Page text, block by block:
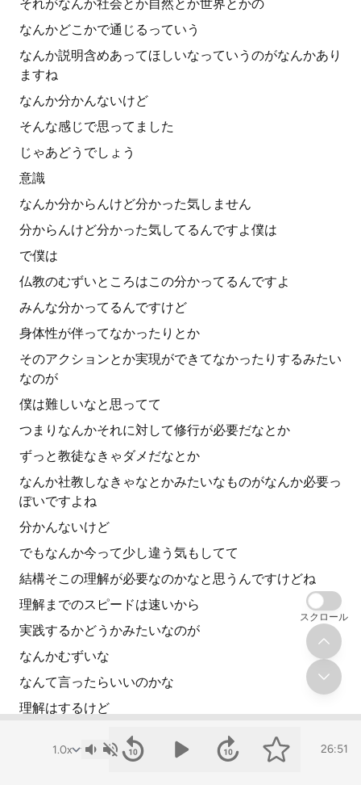
それがなんか社会とか自然とか世界とかの
なんかどこかで通じるっていう
なんか説明含めあってほしいなっていうのがなんかあり
ますね
なんか分かんないけど
そんな感じで思ってました
じゃあどうでしょう
意識
なんか分からんけど分かった気しません
分からんけど分かった気してるんですよ僕は
で僕は
仏教のむずいところはこの分かってるんですよ
みんな分かってるんですけど
身体性が伴ってなかったりとか
そのアクションとか実現ができてなかったりするみたい
なのが
僕は難しいなと思ってて
つまりなんかそれに対して修行が必要だなとか
ずっと教徒なきゃダメだなとか
なんか社教しなきゃなとかみたいなものがなんか必要っ
ぽいですよね
分かんないけど
でもなんか今って少し違う気もしてて
結構そこの理解が必要なのかなと思うんですけどね
理解までのスピードは速いから
実践するかどうかみたいなのが
なんかむずいな
なんて言ったらいいのかな
理解はするけど
それって本当は理解なのかなって思いますね
だから実現し
26:51
スクロール